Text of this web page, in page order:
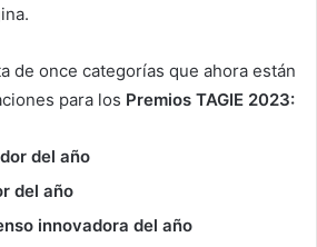
de once categorías que ahora están
para los Premios TAGIE 2023:
del año
del año
innovadora del año